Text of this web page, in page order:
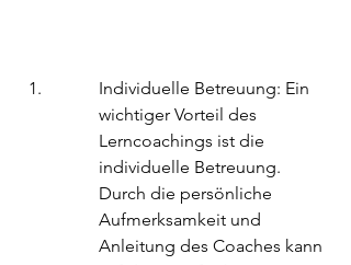
Individuelle Betreuung: Ein
wichtiger Vorteil des
Lerncoachings ist die
individuelle Betreuung.
Durch die persönliche
Aufmerksamkeit und
Anleitung des Coaches kann